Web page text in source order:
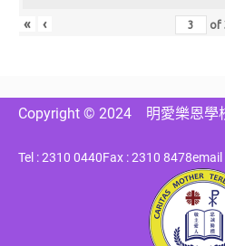
« ‹ of
Copyright © 2024 明愛樂恩學
Tel : 2310 0440Fax : 2310 8478